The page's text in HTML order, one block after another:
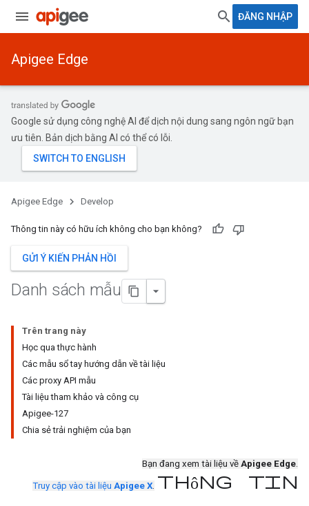
ĐĂNG NHẬP
Apigee Edge
Google sử dụng công nghệ AI để dịch nội dung sang ngôn ngữ bạn
ưu tiên. Bản dịch bằng AI có thể có lỗi.
Apigee Edge Develop
Thông tin này có hữu ích không cho bạn không?
GỬI Ý KIẾN PHẢN HỒI
Danh sách mẫu
Trên trang này
Học qua thực hành
Các mẫu sổ tay hướng dẫn về tài liệu
Các proxy API mẫu
Tài liệu tham khảo và công cụ
Apigee-127
Chia sẻ trải nghiệm của bạn
Bạn đang xem tài liệu về Apigee Edge.
Truy cập vào tài liệu Apigee X. Thông tin